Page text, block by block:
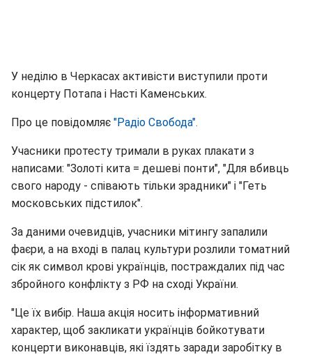
У неділю в Черкасах активісти виступили проти
концерту Потапа і Насті Каменських.
Про це повідомляє "Радіо Свобода".
Учасники протесту тримали в руках плакати з
написами: "Золоті кита = дешеві понти", "Для вбивць
свого народу - співають тільки зрадники" і "Геть
московських підстилок".
За даними очевидців, учасники мітингу запалили
фаєри, а на вході в палац культури розлили томатний
сік як символ крові українців, постраждалих під час
збройного конфлікту з РФ на сході України.
"Це їх вибір. Наша акція носить інформативний
характер, щоб закликати українців бойкотувати
концерти виконавців, які їздять заради заробітку в